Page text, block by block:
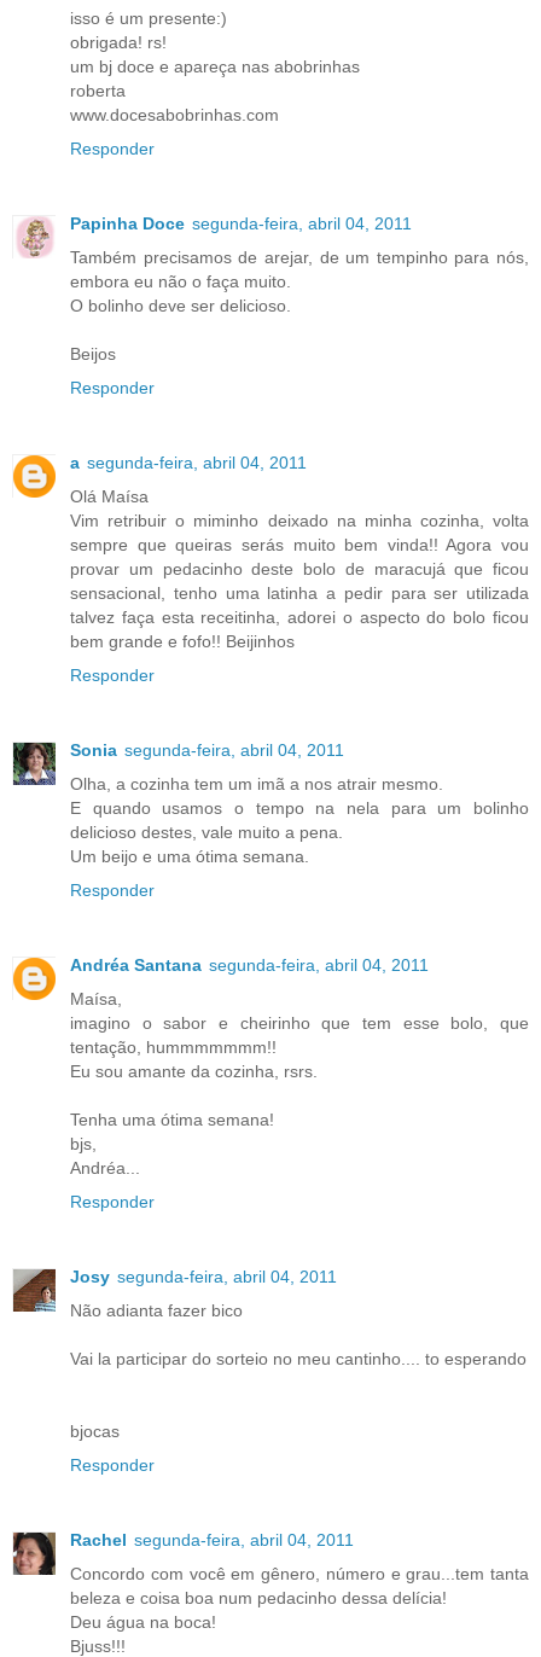
isso é um presente:)
obrigada! rs!
um bj doce e apareça nas abobrinhas
roberta
www.docesabobrinhas.com
Responder
Papinha Doce segunda-feira, abril 04, 2011
Também precisamos de arejar, de um tempinho para nós,
embora eu não o faça muito.
O bolinho deve ser delicioso.
Beijos
Responder
a segunda-feira, abril 04, 2011
Olá Maísa
Vim retribuir o miminho deixado na minha cozinha, volta
sempre que queiras serás muito bem vinda!! Agora vou
provar um pedacinho deste bolo de maracujá que ficou
sensacional, tenho uma latinha a pedir para ser utilizada
talvez faça esta receitinha, adorei o aspecto do bolo ficou
bem grande e fofo!! Beijinhos
Responder
Sonia segunda-feira, abril 04, 2011
Olha, a cozinha tem um imã a nos atrair mesmo.
E quando usamos o tempo na nela para um bolinho
delicioso destes, vale muito a pena.
Um beijo e uma ótima semana.
Responder
Andréa Santana segunda-feira, abril 04, 2011
Maísa,
imagino o sabor e cheirinho que tem esse bolo, que
tentação, hummmmmmm!!
Eu sou amante da cozinha, rsrs.
Tenha uma ótima semana!
bjs,
Andréa...
Responder
Josy segunda-feira, abril 04, 2011
Não adianta fazer bico
Vai la participar do sorteio no meu cantinho.... to esperando
bjocas
Responder
Rachel segunda-feira, abril 04, 2011
Concordo com você em gênero, número e grau...tem tanta
beleza e coisa boa num pedacinho dessa delícia!
Deu água na boca!
Bjuss!!!